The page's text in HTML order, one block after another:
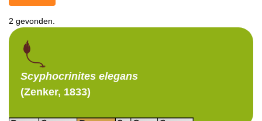
2 gevonden.
Scyphocrinites elegans
(Zenker, 1833)